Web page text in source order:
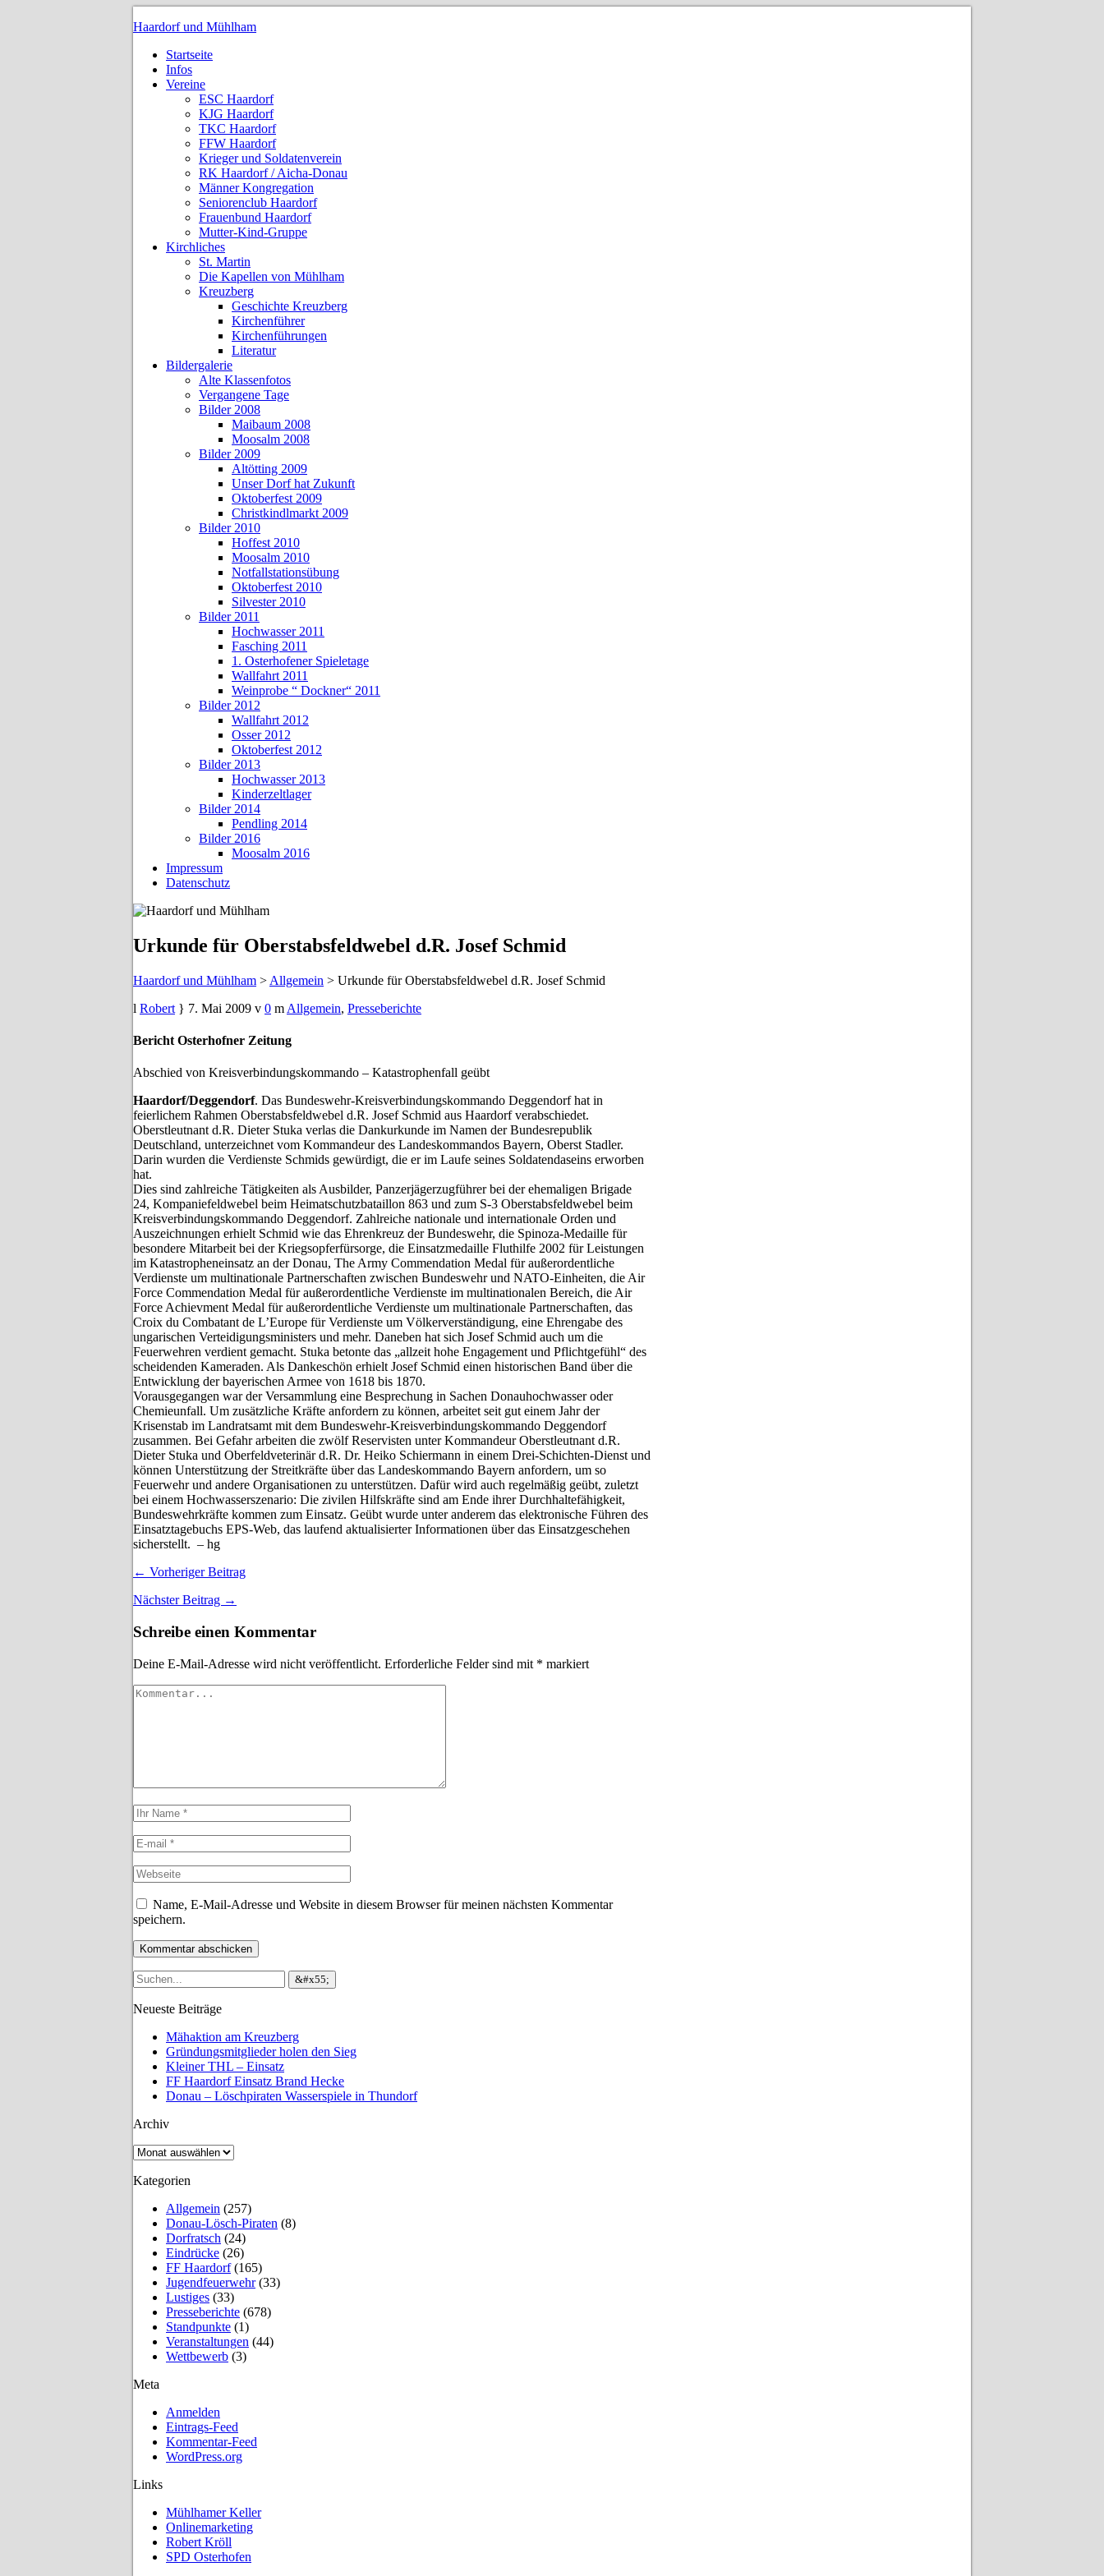
Haardorf und Mühlham
Startseite
Infos
Vereine
ESC Haardorf
KJG Haardorf
TKC Haardorf
FFW Haardorf
Krieger und Soldatenverein
RK Haardorf / Aicha-Donau
Männer Kongregation
Seniorenclub Haardorf
Frauenbund Haardorf
Mutter-Kind-Gruppe
Kirchliches
St. Martin
Die Kapellen von Mühlham
Kreuzberg
Geschichte Kreuzberg
Kirchenführer
Kirchenführungen
Literatur
Bildergalerie
Alte Klassenfotos
Vergangene Tage
Bilder 2008
Maibaum 2008
Moosalm 2008
Bilder 2009
Altötting 2009
Unser Dorf hat Zukunft
Oktoberfest 2009
Christkindlmarkt 2009
Bilder 2010
Hoffest 2010
Moosalm 2010
Notfallstationsübung
Oktoberfest 2010
Silvester 2010
Bilder 2011
Hochwasser 2011
Fasching 2011
1. Osterhofener Spieletage
Wallfahrt 2011
Weinprobe “ Dockner“ 2011
Bilder 2012
Wallfahrt 2012
Osser 2012
Oktoberfest 2012
Bilder 2013
Hochwasser 2013
Kinderzeltlager
Bilder 2014
Pendling 2014
Bilder 2016
Moosalm 2016
Impressum
Datenschutz
Urkunde für Oberstabsfeldwebel d.R. Josef Schmid
Haardorf und Mühlham > Allgemein > Urkunde für Oberstabsfeldwebel d.R. Josef Schmid
Robert
7. Mai 2009 0 Allgemein, Presseberichte
Bericht Osterhofner Zeitung
Abschied von Kreisverbindungskommando – Katastrophenfall geübt
Haardorf/Deggendorf. Das Bundeswehr-Kreisverbindungskommando Deggendorf hat in
feierlichem Rahmen Oberstabsfeldwebel d.R. Josef Schmid aus Haardorf verabschiedet.
Oberstleutnant d.R. Dieter Stuka verlas die Dankurkunde im Namen der Bundesrepublik
Deutschland, unterzeichnet vom Kommandeur des Landeskommandos Bayern, Oberst Stadler.
Darin wurden die Verdienste Schmids gewürdigt, die er im Laufe seines Soldatendaseins erworben
hat.
Dies sind zahlreiche Tätigkeiten als Ausbilder, Panzerjägerzugführer bei der ehemaligen Brigade
24, Kompaniefeldwebel beim Heimatschutzbataillon 863 und zum S-3 Oberstabsfeldwebel beim
Kreisverbindungskommando Deggendorf. Zahlreiche nationale und internationale Orden und
Auszeichnungen erhielt Schmid wie das Ehrenkreuz der Bundeswehr, die Spinoza-Medaille für
besondere Mitarbeit bei der Kriegsopferfürsorge, die Einsatzmedaille Fluthilfe 2002 für Leistungen
im Katastropheneinsatz an der Donau, The Army Commendation Medal für außerordentliche
Verdienste um multinationale Partnerschaften zwischen Bundeswehr und NATO-Einheiten, die Air
Force Commendation Medal für außerordentliche Verdienste im multinationalen Bereich, die Air
Force Achievment Medal für außerordentliche Verdienste um multinationale Partnerschaften, das
Croix du Combatant de L’Europe für Verdienste um Völkerverständigung, eine Ehrengabe des
ungarischen Verteidigungsministers und mehr. Daneben hat sich Josef Schmid auch um die
Feuerwehren verdient gemacht. Stuka betonte das „allzeit hohe Engagement und Pflichtgefühl“ des
scheidenden Kameraden. Als Dankeschön erhielt Josef Schmid einen historischen Band über die
Entwicklung der bayerischen Armee von 1618 bis 1870.
Vorausgegangen war der Versammlung eine Besprechung in Sachen Donauhochwasser oder
Chemieunfall. Um zusätzliche Kräfte anfordern zu können, arbeitet seit gut einem Jahr der
Krisenstab im Landratsamt mit dem Bundeswehr-Kreisverbindungskommando Deggendorf
zusammen. Bei Gefahr arbeiten die zwölf Reservisten unter Kommandeur Oberstleutnant d.R.
Dieter Stuka und Oberfeldveterinär d.R. Dr. Heiko Schiermann in einem Drei-Schichten-Dienst und
können Unterstützung der Streitkräfte über das Landeskommando Bayern anfordern, um so
Feuerwehr und andere Organisationen zu unterstützen. Dafür wird auch regelmäßig geübt, zuletzt
bei einem Hochwasserszenario: Die zivilen Hilfskräfte sind am Ende ihrer Durchhaltefähigkeit,
Bundeswehrkräfte kommen zum Einsatz. Geübt wurde unter anderem das elektronische Führen des
Einsatztagebuchs EPS-Web, das laufend aktualisierter Informationen über das Einsatzgeschehen
sicherstellt. – hg
← Vorheriger Beitrag
Nächster Beitrag →
Schreibe einen Kommentar
Deine E-Mail-Adresse wird nicht veröffentlicht. Erforderliche Felder sind mit * markiert
Name, E-Mail-Adresse und Website in diesem Browser für meinen nächsten Kommentar
speichern.
Neueste Beiträge
Mähaktion am Kreuzberg
Gründungsmitglieder holen den Sieg
Kleiner THL – Einsatz
FF Haardorf Einsatz Brand Hecke
Donau – Löschpiraten Wasserspiele in Thundorf
Archiv
Archiv
Kategorien
Allgemein (257)
Donau-Lösch-Piraten (8)
Dorfratsch (24)
Eindrücke (26)
FF Haardorf(165)
Jugendfeuerwehr(33)
Lustiges (33)
Presseberichte (678)
Standpunkte (1)
Veranstaltungen (44)
Wettbewerb (3)
Meta
Anmelden
Eintrags-Feed
Kommentar-Feed
WordPress.org
Links
Mühlhamer Keller
Onlinemarketing
Robert Kröll
SPD Osterhofen